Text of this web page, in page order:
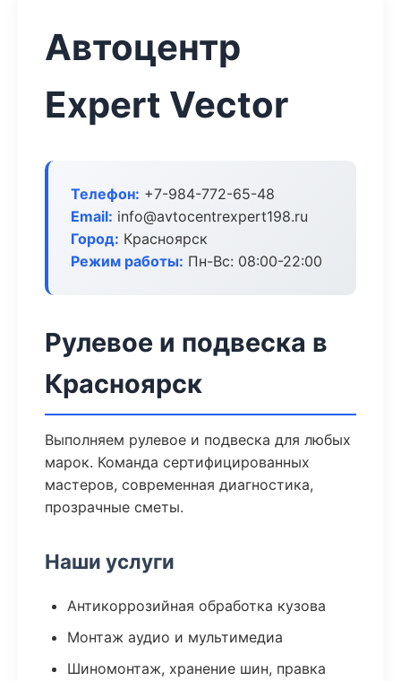
Автоцентр
Expert Vector
Телефон: +7-984-772-65-48
Email: info@avtocentrexpert198.ru
Город: Красноярск
Режим работы: Пн-Вс: 08:00-22:00
Рулевое и подвеска в
Красноярск
Выполняем рулевое и подвеска для любых
марок. Команда сертифицированных
мастеров, современная диагностика,
прозрачные сметы.
Наши услуги
Антикоррозийная обработка кузова
Монтаж аудио и мультимедиа
Шиномонтаж, хранение шин, правка